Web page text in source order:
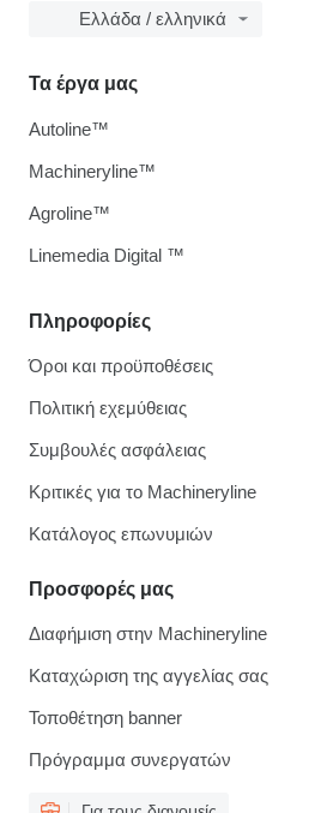
Ελλάδα / ελληνικά
Πληροφορίες
Όροι και προϋποθέσεις
Πολιτική εχεμύθειας
Συμβουλές ασφάλειας
Κριτικές για το Machineryline
Κατάλογος επωνυμιών
Προσφορές μας
Διαφήμιση στην Machineryline
Καταχώριση της αγγελίας σας
Τοποθέτηση banner
Πρόγραμμα συνεργατών
Τα έργα μας
Autoline™
Machineryline™
Agroline™
Linemedia Digital ™